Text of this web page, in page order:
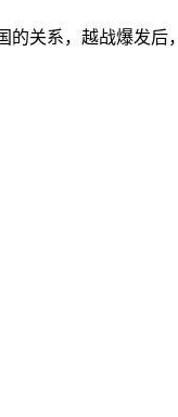
的关系，越战爆发